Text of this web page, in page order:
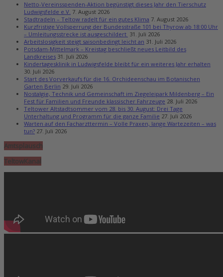
Netto-Vereinsspenden-Aktion begünstigt dieses Jahr den Tierschutz
Ludwigsfelde e.V. 7. August 2026
Stadtradeln – Teltow radelt für ein gutes Klima 7. August 2026
Kurzfristige Vollsperrung der Bundesstraße 101 bei Thyrow ab 18:00 Uhr
– Umleitungsstrecke ist ausgeschildert 31. Juli 2026
Arbeitslosigkeit steigt saisonbedingt leicht an 31. Juli 2026
Potsdam-Mittelmark – Kreistag beschließt neues Leitbild des
Landkreises 31. Juli 2026
Kindertagesklinik in Ludwigsfelde bleibt für ein weiteres Jahr erhalten
30. Juli 2026
Start des Vorverkaufs für die 16. Orchideenschau im Botanischen
Garten Berlin 29. Juli 2026
Nostalgie, Technik und Gemeinschaft im Ziegeleipark Mildenberg – Ein
Fest für Familien und Freunde klassischer Fahrzeuge 28. Juli 2026
Teltower Altstadtsommer vom 28. bis 30. August: Drei Tage
Unterhaltung und Programm für die ganze Familie 27. Juli 2026
Warten auf den Facharzttermin – Volle Praxen, lange Wartezeiten – was
tun? 27. Juli 2026
Amtsplausch
TeltowKanal